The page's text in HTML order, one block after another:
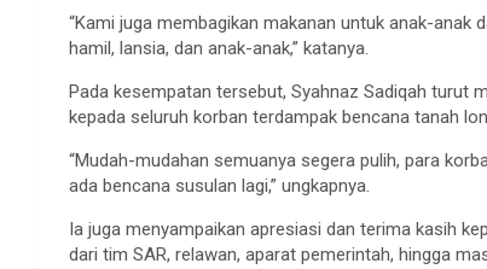
“Kami juga membagikan makanan untuk anak-anak
hamil, lansia, dan anak-anak,” katanya.
Pada kesempatan tersebut, Syahnaz Sadiqah turut
kepada seluruh korban terdampak bencana tanah
“Mudah-mudahan semuanya segera pulih, para
ada bencana susulan lagi,” ungkapnya.
Ia juga menyampaikan apresiasi dan terima kasih
dari tim SAR, relawan, aparat pemerintah, hingga